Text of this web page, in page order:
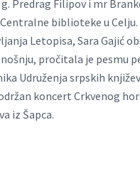
Predrag Filipov i mr
biblioteke u Celju.
Letopisa, Sara Gajić
pročitala je pesmu
Udruženja srpskih
koncert Crkvenog
iz Šapca.